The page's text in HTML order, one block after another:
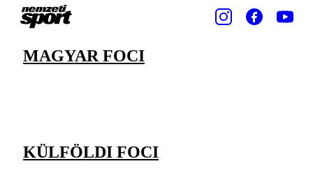
MAGYAR FOCI
KÜLFÖLDI FOCI